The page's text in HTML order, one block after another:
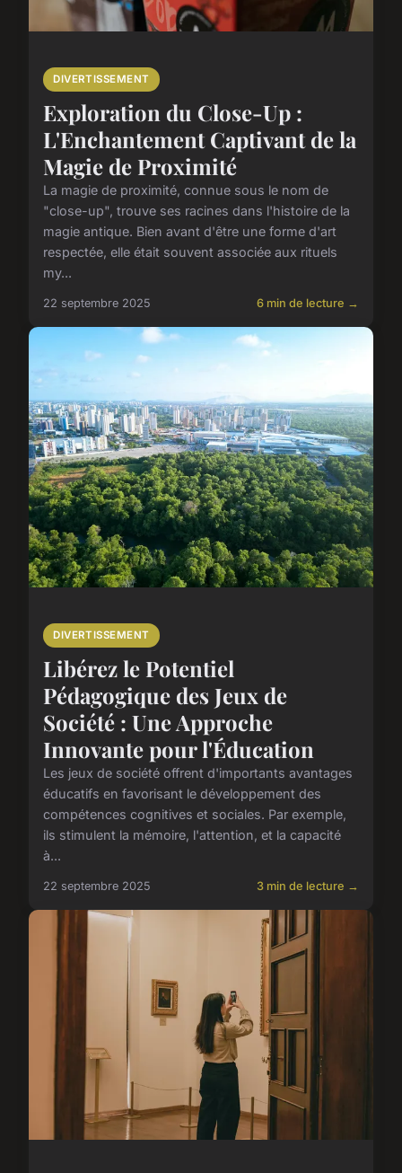
DIVERTISSEMENT
Exploration du Close-Up :
L'Enchantement Captivant de la
Magie de Proximité
La magie de proximité, connue sous le nom de
"close-up", trouve ses racines dans l'histoire de la
magie antique. Bien avant d'être une forme d'art
respectée, elle était souvent associée aux rituels
my...
22 septembre 2025 6 min de lecture →
DIVERTISSEMENT
Libérez le Potentiel
Pédagogique des Jeux de
Société : Une Approche
Innovante pour l'Éducation
Les jeux de société offrent d'importants avantages
éducatifs en favorisant le développement des
compétences cognitives et sociales. Par exemple,
ils stimulent la mémoire, l'attention, et la capacité
à...
22 septembre 2025 3 min de lecture →